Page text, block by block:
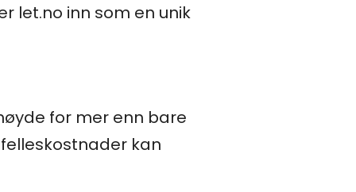
let.no inn som en unik
for mer enn bare
kan